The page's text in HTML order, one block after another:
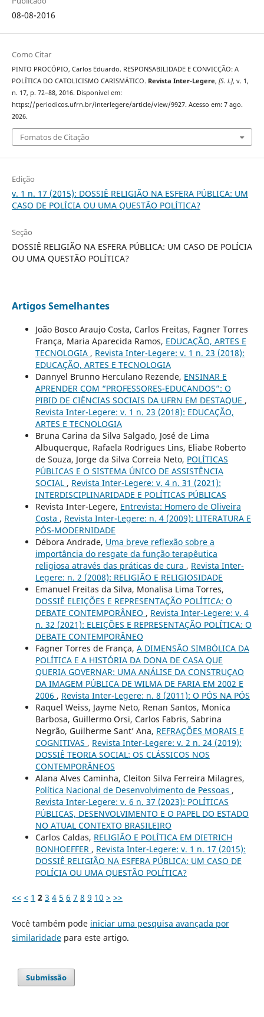
08-08-2016
Como Citar
PINTO PROCÓPIO, Carlos Eduardo. RESPONSABILIDADE E CONVICÇÃO: A
POLÍTICA DO CATOLICISMO CARISMÁTICO. Revista Inter-Legere, [S. l.], v. 1,
n. 17, p. 72–88, 2016. Disponível em:
https://periodicos.ufrn.br/interlegere/article/view/9927. Acesso em: 7 ago.
2026.
Fomatos de Citação
Edição
v. 1 n. 17 (2015): DOSSIÊ RELIGIÃO NA ESFERA PÚBLICA: UM
CASO DE POLÍCIA OU UMA QUESTÃO POLÍTICA?
Seção
DOSSIÊ RELIGIÃO NA ESFERA PÚBLICA: UM CASO DE POLÍCIA
OU UMA QUESTÃO POLÍTICA?
Artigos Semelhantes
João Bosco Araujo Costa, Carlos Freitas, Fagner Torres
França, Maria Aparecida Ramos, EDUCAÇÃO, ARTES E
TECNOLOGIA , Revista Inter-Legere: v. 1 n. 23 (2018):
EDUCAÇÃO, ARTES E TECNOLOGIA
Dannyel Brunno Herculano Rezende, ENSINAR E
APRENDER COM “PROFESSORES-EDUCANDOS”: O
PIBID DE CIÊNCIAS SOCIAIS DA UFRN EM DESTAQUE ,
Revista Inter-Legere: v. 1 n. 23 (2018): EDUCAÇÃO,
ARTES E TECNOLOGIA
Bruna Carina da Silva Salgado, José de Lima
Albuquerque, Rafaela Rodrigues Lins, Eliabe Roberto
de Souza, Jorge da Silva Correia Neto, POLÍTICAS
PÚBLICAS E O SISTEMA ÚNICO DE ASSISTÊNCIA
SOCIAL , Revista Inter-Legere: v. 4 n. 31 (2021):
INTERDISCIPLINARIDADE E POLÍTICAS PÚBLICAS
Revista Inter-Legere, Entrevista: Homero de Oliveira
Costa , Revista Inter-Legere: n. 4 (2009): LITERATURA E
PÓS-MODERNIDADE
Débora Andrade, Uma breve reflexão sobre a
importância do resgate da função terapêutica
religiosa através das práticas de cura , Revista Inter-
Legere: n. 2 (2008): RELIGIÃO E RELIGIOSIDADE
Emanuel Freitas da Silva, Monalisa Lima Torres,
DOSSIÊ ELEIÇÕES E REPRESENTAÇÃO POLÍTICA: O
DEBATE CONTEMPORÂNEO , Revista Inter-Legere: v. 4
n. 32 (2021): ELEIÇÕES E REPRESENTAÇÃO POLÍTICA: O
DEBATE CONTEMPORÂNEO
Fagner Torres de França, A DIMENSÃO SIMBÓLICA DA
POLÍTICA E A HISTÓRIA DA DONA DE CASA QUE
QUERIA GOVERNAR: UMA ANÁLISE DA CONSTRUÇAO
DA IMAGEM PÚBLICA DE WILMA DE FARIA EM 2002 E
2006 , Revista Inter-Legere: n. 8 (2011): O PÓS NA PÓS
Raquel Weiss, Jayme Neto, Renan Santos, Monica
Barbosa, Guillermo Orsi, Carlos Fabris, Sabrina
Negrão, Guilherme Sant’ Ana, REFRAÇÕES MORAIS E
COGNITIVAS , Revista Inter-Legere: v. 2 n. 24 (2019):
DOSSIÊ TEORIA SOCIAL: OS CLÁSSICOS NOS
CONTEMPORÂNEOS
Alana Alves Caminha, Cleiton Silva Ferreira Milagres,
Política Nacional de Desenvolvimento de Pessoas ,
Revista Inter-Legere: v. 6 n. 37 (2023): POLÍTICAS
PÚBLICAS, DESENVOLVIMENTO E O PAPEL DO ESTADO
NO ATUAL CONTEXTO BRASILEIRO
Carlos Caldas, RELIGIÃO E POLÍTICA EM DIETRICH
BONHOEFFER , Revista Inter-Legere: v. 1 n. 17 (2015):
DOSSIÊ RELIGIÃO NA ESFERA PÚBLICA: UM CASO DE
POLÍCIA OU UMA QUESTÃO POLÍTICA?
<< < 1 2 3 4 5 6 7 8 9 10 > >>
Você também pode iniciar uma pesquisa avançada por
similaridadepara este artigo.
Submissão